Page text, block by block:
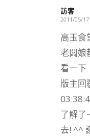
訪客
says:
2011/05/
高玉食
老闆娘
看一下
版主
了解了
去! ^^